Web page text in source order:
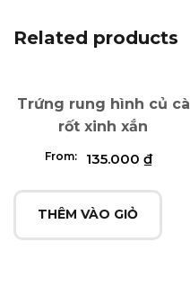
Related products
Trứng rung hình củ cà
rốt xinh xắn
From: 135.000₫
THÊM VÀO GIỎ